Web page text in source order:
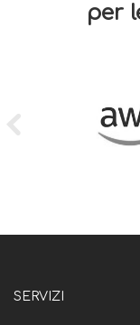
per
SERVIZI